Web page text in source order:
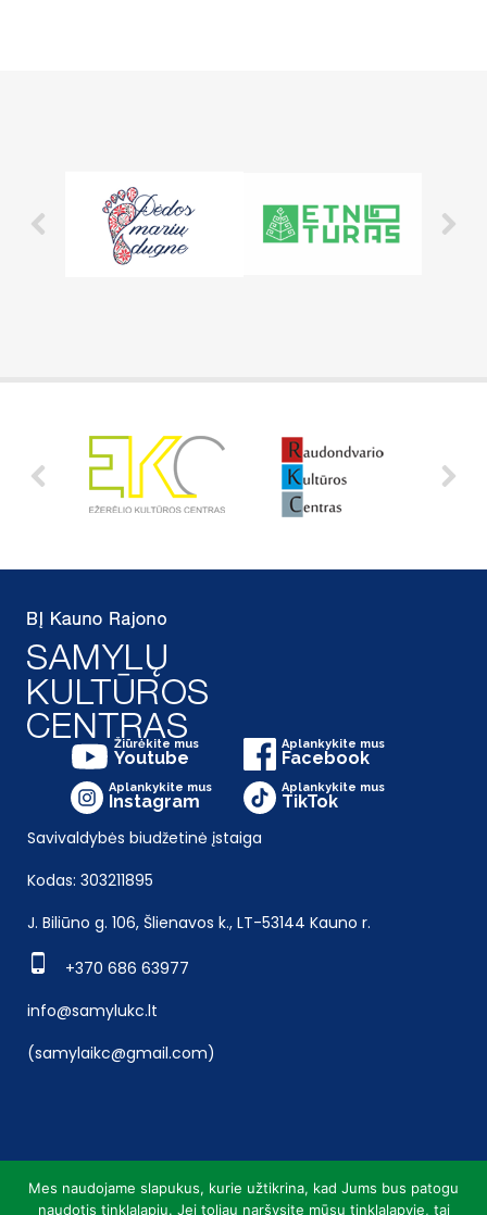
Žiūrėkite mus
Youtube
Aplankykite mus
Facebook
Aplankykite mus
Instagram
Aplankykite mus
TikTok
Savivaldybės biudžetinė įstaiga
Kodas: 303211895
J. Biliūno g. 106, Šlienavos k., LT-53144 Kauno r.
+370 686 63977
info@samylukc.lt
(samylaikc@gmail.com)
Mes naudojame slapukus, kurie užtikrina, kad Jums bus patogu
naudotis tinklalapiu. Jei toliau naršysite mūsų tinklalapyje, tai